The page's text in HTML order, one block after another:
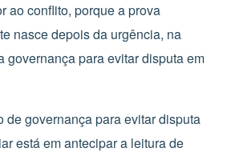
ao conflito, porque a prova
nasce depois da urgência, na
governança para evitar disputa em
de governança para evitar disputa
está em antecipar a leitura de